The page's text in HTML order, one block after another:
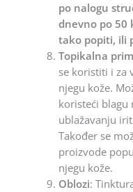
po nalogu
dnevno po 50
tako popiti, ili
Topikalna
se koristiti i za
njegu kože.
koristeći blagu
ublažavanju
Također se
proizvode
njegu kože.
Oblozi: